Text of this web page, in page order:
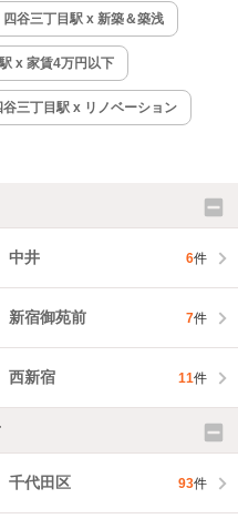
四谷三丁目駅 x 新築＆築浅
x 家賃4万円以下
谷三丁目駅 x リノベーション
中井 6件
新宿御苑前 7件
西新宿 11件
千代田区 93件